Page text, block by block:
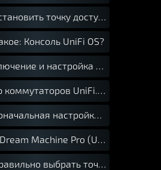
точку доступа UniFi на потолок
Консоль UniFi OS?
и настройка UNVR. Краткое руководство.
UniFi. Как правильно выбрать свитч UniFi?
настройка точек доступа UniFi. Краткое руководство.
Pro (UDM-Pro). Подключение и установка.
выбрать точку доступа UniFi?